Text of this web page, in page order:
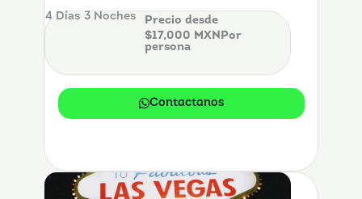
4 Días 3 Noches
Precio desde
$17,000 MXNPor
persona
Contactanos